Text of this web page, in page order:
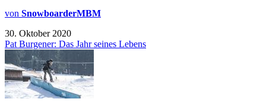
von SnowboarderMBM
30. Oktober 2020
Pat Burgener: Das Jahr seines Lebens